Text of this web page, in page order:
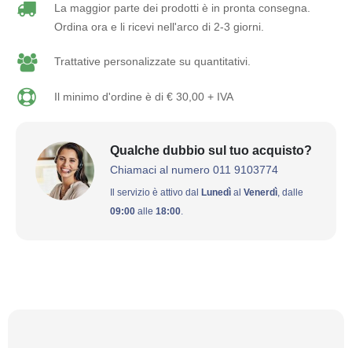
La maggior parte dei prodotti è in pronta consegna.
Ordina ora e li ricevi nell'arco di 2-3 giorni.
Trattative personalizzate su quantitativi.
Il minimo d'ordine è di € 30,00 + IVA
Qualche dubbio sul tuo acquisto?
Chiamaci al numero 011 9103774
Il servizio è attivo dal Lunedì al Venerdì, dalle
09:00 alle 18:00.